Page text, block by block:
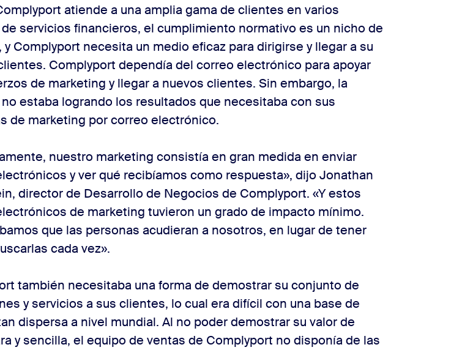
atiende a una amplia gama de clientes en varios
servicios financieros, el cumplimiento normativo es un nicho de
y Complyport necesita un medio eficaz para dirigirse y llegar a su
Complyport dependía del correo electrónico para apoyar
de marketing y llegar a nuevos clientes. Sin embargo, la
estaba logrando los resultados que necesitaba con sus
de marketing por correo electrónico.
nuestro marketing consistía en gran medida en enviar
y ver qué recibíamos como respuesta», dijo Jonathan
director de Desarrollo de Negocios de Complyport. «Y estos
de marketing tuvieron un grado de impacto mínimo.
que las personas acudieran a nosotros, en lugar de tener
cada vez».
también necesitaba una forma de demostrar su conjunto de
y servicios a sus clientes, lo cual era difícil con una base de
dispersa a nivel mundial. Al no poder demostrar su valor de
y sencilla, el equipo de ventas de Complyport no disponía de las